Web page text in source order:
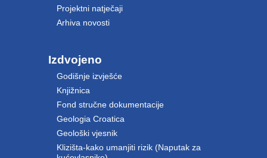
Projektni natječaji
Arhiva novosti
Izdvojeno
Godišnje izvješće
Knjižnica
Fond stručne dokumentacije
Geologia Croatica
Geološki vjesnik
Klizišta-kako umanjiti rizik (Naputak za